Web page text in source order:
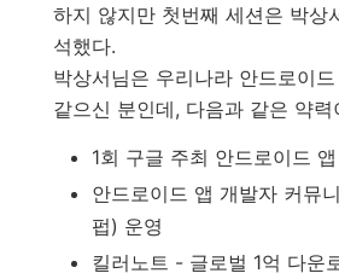
하지 않지만 첫번째 세션은 박상
석했다.
박상서님은 우리나라 안드로이
같으신 분인데, 다음과 같은 약력
1회 구글 주최 안드로이드
안드로이드 앱 개발자 커뮤
펍) 운영
킬러노트 - 글로벌 1억 다운